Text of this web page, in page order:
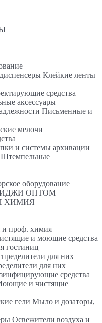
Клейкие ленты
средства
аксессуары
Письменные и
мелочи
и системы архивации
Штемпельные
оборудование
ОПТОМ
ХИМИЯ
и проф. химия
и моющие средства
гостиниц
для них
средства
и чистящие
Мыло и дозаторы,
Освежители воздуха и